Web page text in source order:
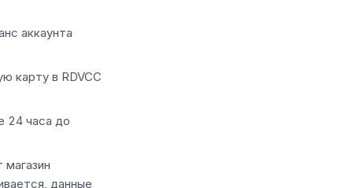
аккаунта
карту в RDVCC
24 часа до
данные